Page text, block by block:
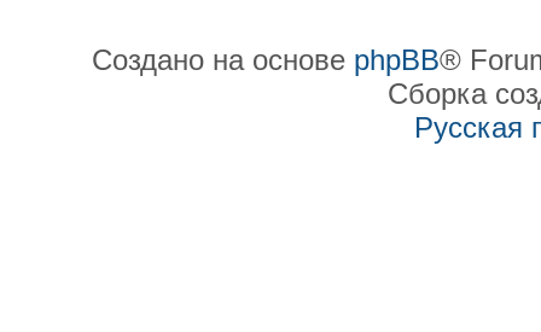
Создано на основе phpBB®
Сборка
Русская